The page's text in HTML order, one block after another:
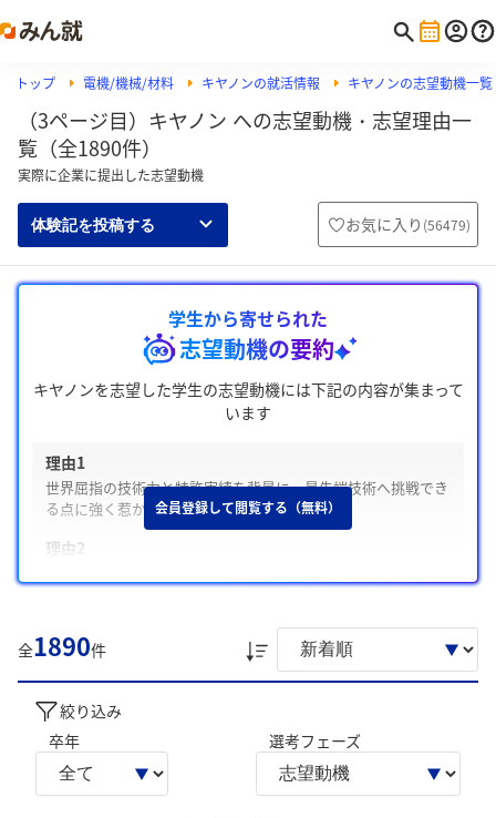
トップ 電機/機械/材料 キヤノンの就活情報 キヤノンの志望動機一覧
（3ページ目）キヤノン への志望動機・志望理由一
覧（全1890件）
実際に企業に提出した志望動機
体験記を投稿する お気に入り (56479)
学生から寄せられた
志望動機の要約
キヤノンを志望した学生の志望動機には下記の内容が集まって
います
理由1
世界屈指の技術力と特許実績を背景に、最先端技術へ挑戦でき
る点に強く惹かれたところです
理由2
できる点に魅力を感じたこと
理由3
三自の精神に共感し、自発的に挑戦しながら成長できる社風に
強く魅力を感じたことです
学生の声を就職活動の参考にしましょう。
※AIを使用し、過去3年間のユーザー投稿を要約しています。実際
のユーザの投稿は下記の一覧からご確認ください。
会員登録して閲覧する（無料）
全1890件
絞り込み
卒年
選考フェーズ